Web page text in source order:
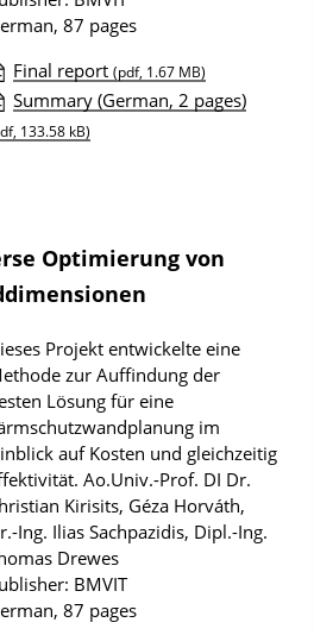
87 pages
Final report (pdf, 1.67 MB)
Summary (German, 2 pages)
133.58 kB)
Optimierung von
Projekt entwickelte eine
zur Auffindung der
Lösung für eine
im
auf Kosten und gleichzeitig
Ao.Univ.-Prof. DI Dr.
Kirisits, Géza Horváth,
Ing. Ilias Sachpazidis, Dipl.-Ing.
Drewes
BMVIT
87 pages